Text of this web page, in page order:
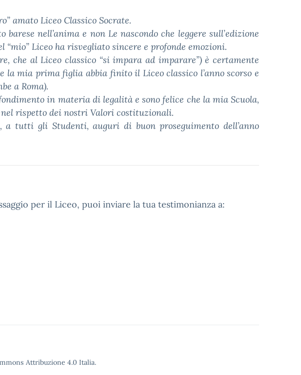
amato Liceo Classico Socrate.
nell’anima e non Le nascondo che leggere sull’edizione
Liceo ha risvegliato sincere e profonde emozioni.
che al Liceo classico “si impara ad imparare”) è certamente
la mia prima figlia abbia finito il Liceo classico l’anno scorso e
a Roma).
in materia di legalità e sono felice che la mia Scuola,
rispetto dei nostri Valori costituzionali.
tutti gli Studenti, auguri di buon proseguimento dell’anno
per il Liceo, puoi inviare la tua testimonianza a:
Attribuzione 4.0 Italia.